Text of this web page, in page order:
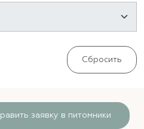
Сбросить
заявку в питомники